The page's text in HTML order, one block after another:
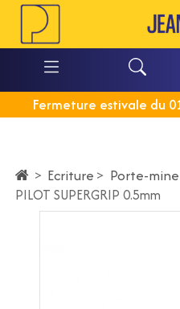
Fermeture estivale du
> Ecriture > Porte-
PILOT SUPERGRIP 0.5mm